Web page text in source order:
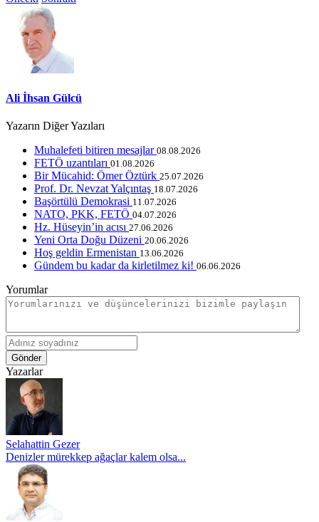
Ali İhsan Gülcü
Yazarın Diğer Yazıları
Muhalefeti bitiren mesajlar 08.08.2026
FETÖ uzantıları 01.08.2026
Bir Mücahid: Ömer Öztürk 25.07.2026
Prof. Dr. Nevzat Yalçıntaş 18.07.2026
Başörtülü Demokrasi 11.07.2026
NATO, PKK, FETÖ 04.07.2026
Hz. Hüseyin’in acısı 27.06.2026
Yeni Orta Doğu Düzeni 20.06.2026
Hoş geldin Ermenistan 13.06.2026
Gündem bu kadar da kirletilmez ki! 06.06.2026
Yorumlar
Gönder
Yazarlar
Selahattin Gezer
Denizler mürekkep ağaçlar kalem olsa...